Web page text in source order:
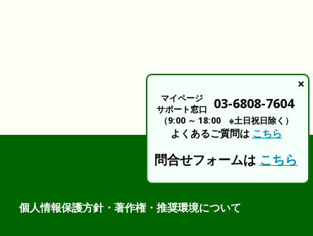
×
マイページ 03-6808-7604
サポート窓口
（9:00 ～ 18:00 ※土日祝日除く）
よくあるご質問は こちら
問合せフォームは こちら
個人情報保護方針・著作権・推奨環境について